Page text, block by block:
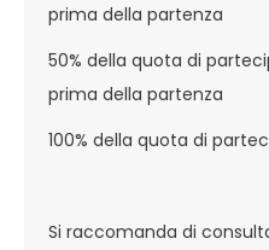
prima della partenza
50% della quota di
prima della partenza
100% della quota di
Si raccomanda di